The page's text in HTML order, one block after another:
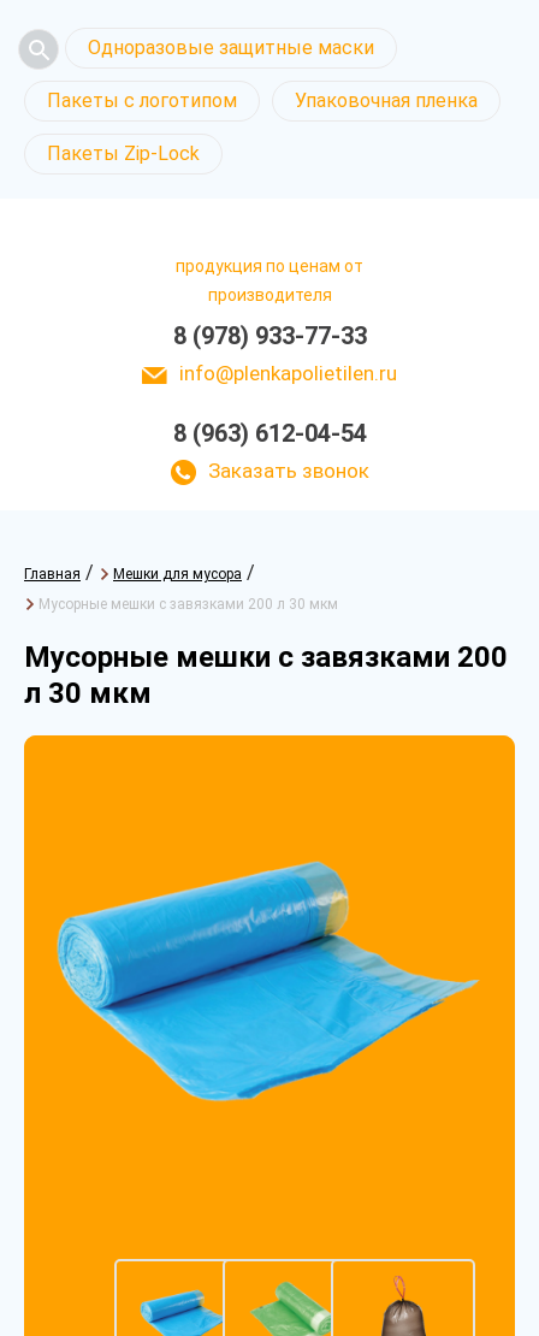
Одноразовые защитные маски
Пакеты с логотипом Упаковочная пленка
Пакеты Zip-Lock
продукция по ценам от
производителя
8 (978) 933-77-33
info@plenkapolietilen.ru
8 (963) 612-04-54
Заказать звонок
Главная / Мешки для мусора /
Мусорные мешки с завязками 200 л 30 мкм
Мусорные мешки с завязками 200
л 30 мкм